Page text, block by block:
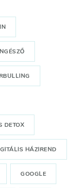
DETOX
HÁZIREND
GOOGLE